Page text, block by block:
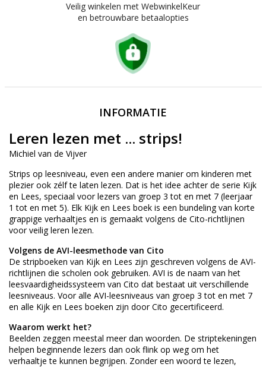
Veilig winkelen met WebwinkelKeur
en betrouwbare betaalopties
INFORMATIE
Leren lezen met ... strips!
Michiel van de Vijver
Strips op leesniveau, even een andere manier om kinderen met
plezier ook zélf te laten lezen. Dat is het idee achter de serie Kijk
en Lees, speciaal voor lezers van groep 3 tot en met 7 (leerjaar
1 tot en met 5). Elk Kijk en Lees boek is een bundeling van korte
grappige verhaaltjes en is gemaakt volgens de Cito-richtlijnen
voor veilig leren lezen.
Volgens de AVI-leesmethode van Cito
De stripboeken van Kijk en Lees zijn geschreven volgens de AVI-
richtlijnen die scholen ook gebruiken. AVI is de naam van het
leesvaardigheidssysteem van Cito dat bestaat uit verschillende
leesniveaus. Voor alle AVI-leesniveaus van groep 3 tot en met 7
en alle Kijk en Lees boeken zijn door Cito gecertificeerd.
Waarom werkt het?
Beelden zeggen meestal meer dan woorden. De striptekeningen
helpen beginnende lezers dan ook flink op weg om het
verhaaltje te kunnen begrijpen. Zonder een woord te lezen,